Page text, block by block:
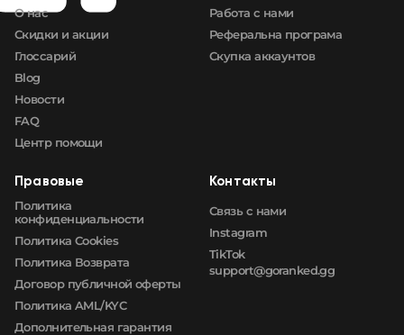
О нас
Скидки и акции
Глоссарий
Blog
Новости
FAQ
Центр помощи
Работа с нами
Реферальна програма
Скупка аккаунтов
Правовые
Политика
конфиденциальности
Политика Cookies
Политика Возврата
Договор публичной оферты
Политика AML/KYC
Дополнительная гарантия
Контакты
Связь с нами
Instagram
TikTok
support@goranked.gg